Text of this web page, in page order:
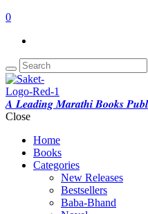
0
𝑨 𝑳𝒆𝒂𝒅𝒊𝒏𝒈 𝑴𝒂𝒓𝒂𝒕𝒉𝒊 𝑩𝒐𝒐𝒌𝒔
Close
Home
Books
Categories
New Releases
Bestsellers
Baba-Bhand